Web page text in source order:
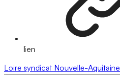
lien
Loire syndicat Nouvelle-Aquitaine